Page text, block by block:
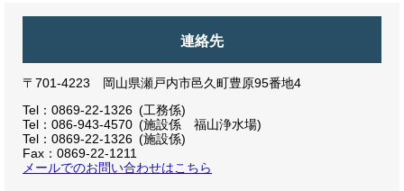
連絡先
〒701-4223 岡山県瀬戸内市邑久町豊原95番地4
Tel：0869-22-1326
工務係
Tel：086-943-4570
施設係 福山浄水場
Tel：0869-22-1326
施設係
Fax：0869-22-1211
メールでのお問い合わせはこちら